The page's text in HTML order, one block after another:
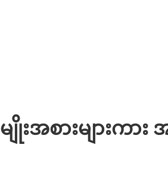
းအစားများကာ